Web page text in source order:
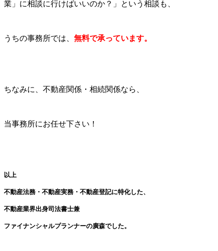
業」に相談に行けばいいのか？」という相談も、
うちの事務所では、 無料で承っています。
ちなみに、不動産関係・相続関係なら、
当事務所にお任せ下さい！
以上
不動産法務・不動産実務・不動産登記に特化した、
不動産業界出身司法書士兼
ファイナンシャルプランナーの廣森でした。